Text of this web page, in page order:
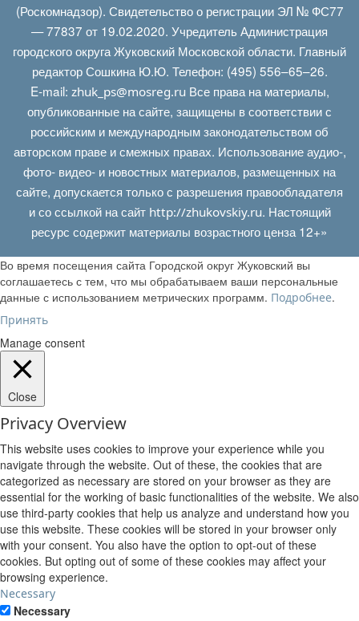
(Роскомнадзор). Свидетельство о регистрации ЭЛ № ФС77
— 77837 от 19.02.2020. Учредитель Администрация
городского округа Жуковский Московской области. Главный
редактор Сошкина Ю.Ю. Телефон: (495) 556–65–26.
E‑mail: zhuk_ps@mosreg.ruВсе права на материалы,
опубликованные на сайте, защищены в соответствии с
российским и международным законодательством об
авторском праве и смежных правах. Использование аудио-,
фото- видео- и новостных материалов, размещенных на
сайте, допускается только с разрешения правообладателя
и со ссылкой на сайт http://zhukovskiy.ru. Настоящий
ресурс содержит материалы возрастного ценза 12+»
Во время посещения сайта Городской округ Жуковский вы
соглашаетесь с тем, что мы обрабатываем ваши персональные
данные с использованием метрических программ. Подробнее.
Принять
Manage consent
Close
Privacy Overview
This website uses cookies to improve your experience while you
navigate through the website. Out of these, the cookies that are
categorized as necessary are stored on your browser as they are
essential for the working of basic functionalities of the website. We also
use third-party cookies that help us analyze and understand how you
use this website. These cookies will be stored in your browser only
with your consent. You also have the option to opt-out of these
cookies. But opting out of some of these cookies may affect your
browsing experience.
Necessary
Necessary